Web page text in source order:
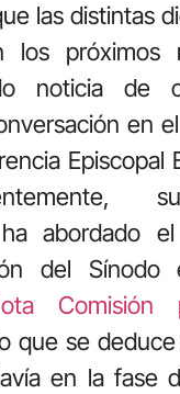
las distintas
los próximos
noticia de
en
Episcopal
ha abordado
del
Comisión
que se
en la fase